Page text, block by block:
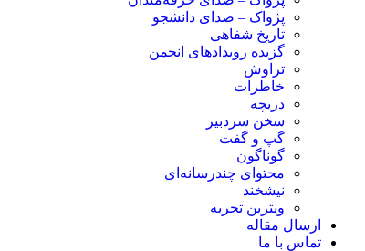
پژواک – صدای دانشجو
تاریخ شفاهی
گزیده رویدادهای انجمن
تراوش
خاطرات
دریچه
سخن سردبیر
گپ و گفت
گوناگون
محتوای چندرسانه‌ای
نیشخند
ویترین تجربه
ارسال مقاله
تماس با ما